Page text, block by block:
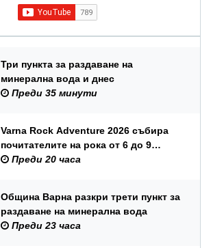
Три пункта за раздаване на
минерална вода и днес
Преди 35 минути
Varna Rock Adventure 2026 събира
почитателите на рока от 6 до 9
август в Аспарухов парк
Преди 20 часа
Община Варна разкри трети пункт за
раздаване на минерална вода
Преди 23 часа